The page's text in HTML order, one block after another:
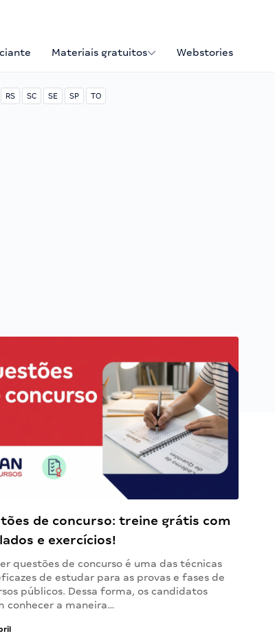
Materiais gratuitos Webstories
RS SC SE SP TO
de concurso: treine grátis com
e exercícios!
questões de concurso é uma das técnicas
de estudar para as provas e fases de
públicos. Dessa forma, os candidatos
conhecer a maneira…